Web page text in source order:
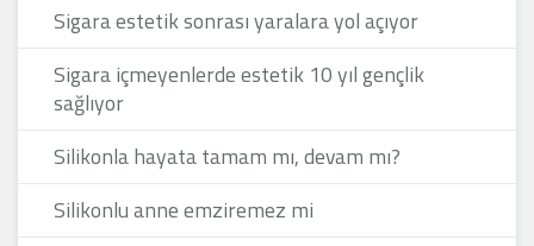
Sigara estetik sonrası yaralara yol açıyor
Sigara içmeyenlerde estetik 10 yıl gençlik
sağlıyor
Silikonla hayata tamam mı, devam mı?
Silikonlu anne emziremez mi